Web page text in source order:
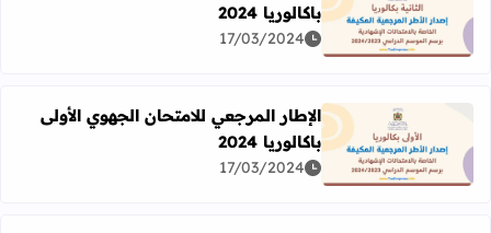
اقرأ المزيد عن الإطار المرجعي للامتحان الوطني الثانية باكالوريا
باكالوريا 2024
17/03/2024
اقرأ المزيد عن الإطار المرجعي للامتحان الجهوي الأولى باكالوريا
الإطار المرجعي للامتحان الجهوي الأولى
باكالوريا 2024
17/03/2024